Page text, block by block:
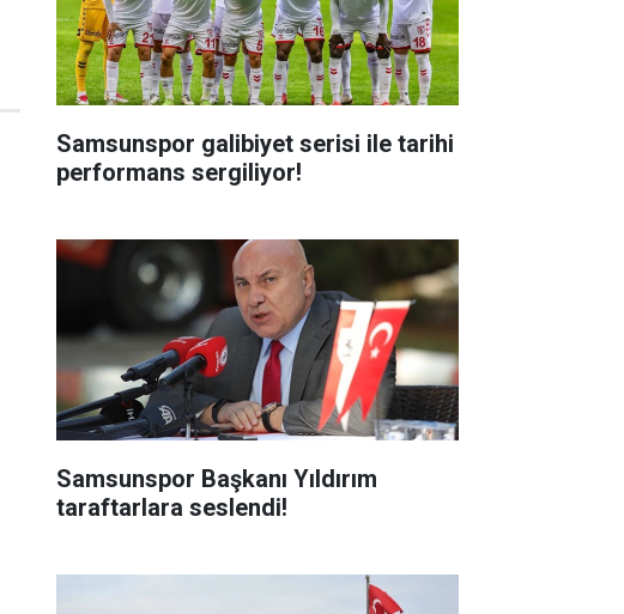
Samsunspor galibiyet serisi ile tarihi
performans sergiliyor!
Samsunspor Başkanı Yıldırım
taraftarlara seslendi!